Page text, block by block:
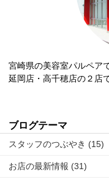
宮崎県の美容室パルペア
延岡店・高千穂店の２店
ブログテーマ
スタッフのつぶやき (15)
お店の最新情報 (31)